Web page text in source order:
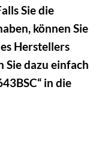
Sie die
können Sie
Herstellers
Sie dazu einfach
in die